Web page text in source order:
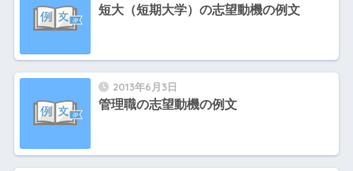
短大（短期大学）の志望動機の例文
2013年6月3日
管理職の志望動機の例文